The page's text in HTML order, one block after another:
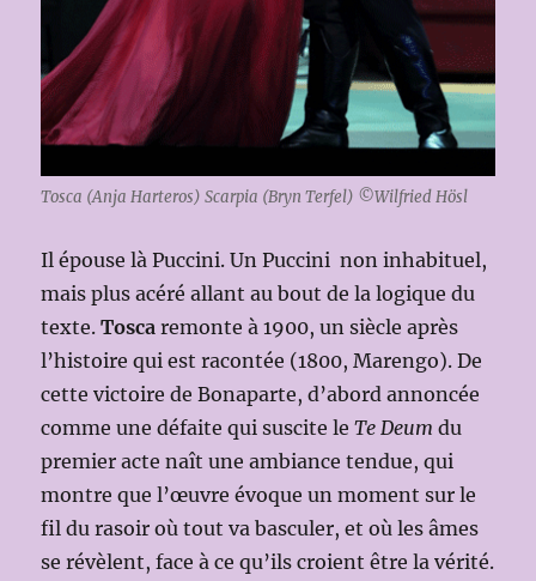
Tosca (Anja Harteros) Scarpia (Bryn Terfel) ©Wilfried Hösl
Il épouse là Puccini. Un Puccini non inhabituel,
mais plus acéré allant au bout de la logique du
texte.Tosca remonte à 1900, un siècle après
l’histoire qui est racontée (1800, Marengo). De
cette victoire de Bonaparte, d’abord annoncée
comme une défaite qui suscite leTe Deum du
premier acte naît une ambiance tendue, qui
montre que l’œuvre évoque un moment sur le
fil du rasoir où tout va basculer, et où les âmes
se révèlent, face à ce qu’ils croient être la vérité.